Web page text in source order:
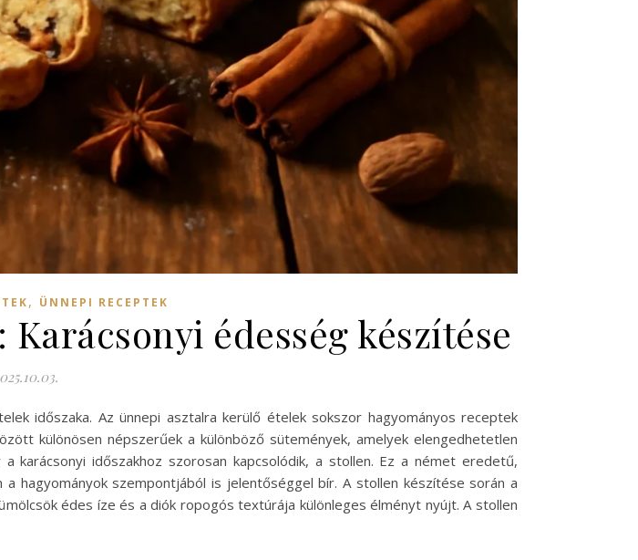
, ÜNNEPI RECEPTEK
édesség készítése
időszaka. Az ünnepi asztalra kerülő ételek sokszor hagyományos receptek
különösen népszerűek a különböző sütemények, amelyek elengedhetetlen
karácsonyi időszakhoz szorosan kapcsolódik, a stollen. Ez a német eredetű,
hagyományok szempontjából is jelentőséggel bír. A stollen készítése során a
édes íze és a diók ropogós textúrája különleges élményt nyújt. A stollen